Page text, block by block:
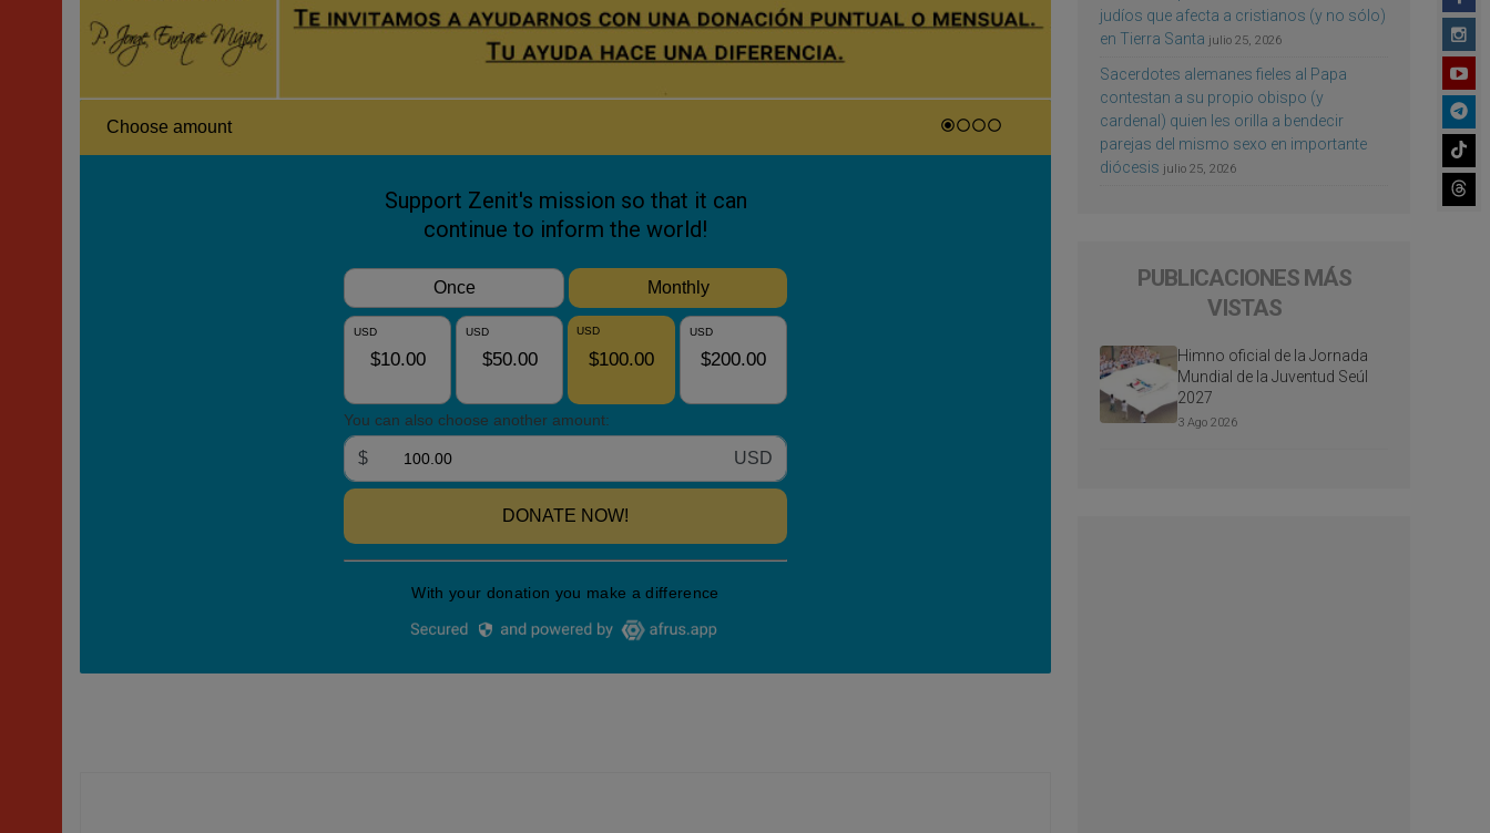
judíos que afecta a cristianos (y no sólo)
en Tierra Santa julio 25, 2026
Sacerdotes alemanes fieles al Papa
contestan a su propio obispo (y
cardenal) quien les orilla a bendecir
parejas del mismo sexo en importante
diócesis julio 25, 2026
PUBLICACIONES MÁS
VISTAS
Himno oficial de la Jornada
Mundial de la Juventud Seúl
2027
3 Ago 2026